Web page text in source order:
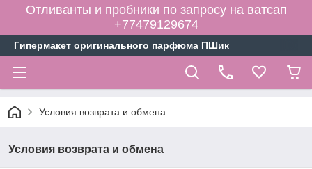
Отливанты и пробники по запросу на ватсап
+77479129674
Гипермакет оригинального парфюма ПШик
Условия возврата и обмена
Условия возврата и обмена